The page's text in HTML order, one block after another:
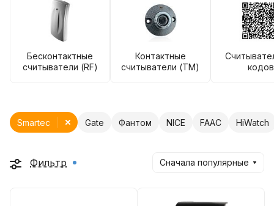
Бесконтактные
считыватели (RF)
Контактные
считыватели (TM)
кодов
Gate Фантом NICE FAAC HiWatch
Smartec
Фильтр Сначала популярные